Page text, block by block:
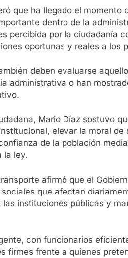
que ha llegado el momento
dentro de la
percibida por la ciudadanía
oportunas y reales a los
deben evaluarse
administrativa o han
Mario Díaz sostuvo
elevar la moral de
de la población
la ley.
afirmó que el
que afectan
las instituciones públicas y
con funcionarios
firmes frente a quienes